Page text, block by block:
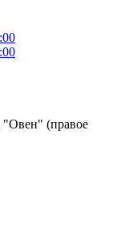
"Овен" (правое